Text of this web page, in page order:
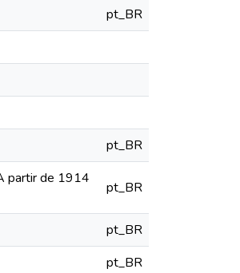
pt_BR
pt_BR
partir de 1914
pt_BR
pt_BR
pt_BR